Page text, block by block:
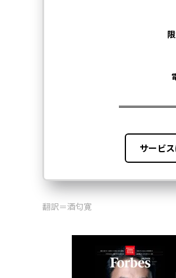
翻訳＝酒匂寛